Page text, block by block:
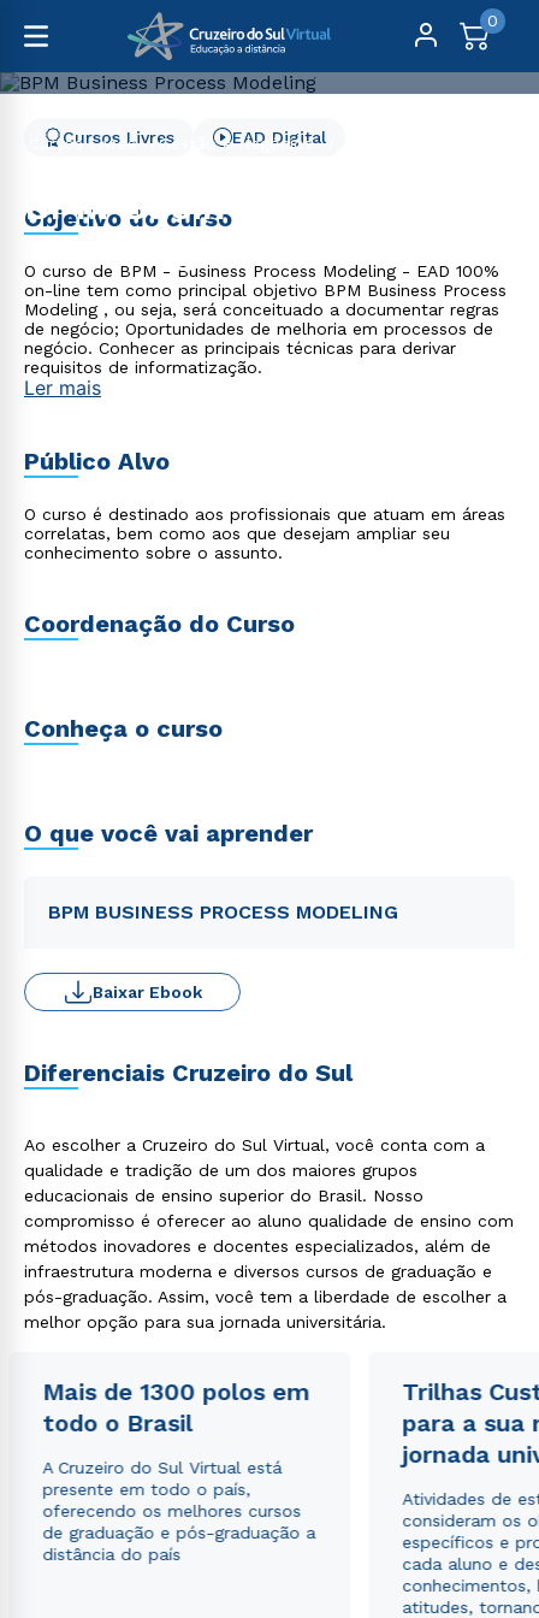
0
Cursos Livres
Gestão e Negócios
BPM Business Process
Modeling
Cursos Livres EAD Digital
Objetivo do curso
O curso de BPM - Business Process Modeling - EAD 100%
on-line tem como principal objetivo BPM Business Process
Modeling , ou seja, será conceituado a documentar regras
de negócio; Oportunidades de melhoria em processos de
negócio. Conhecer as principais técnicas para derivar
requisitos de informatização.
Ler mais
Público Alvo
O curso é destinado aos profissionais que atuam em áreas
correlatas, bem como aos que desejam ampliar seu
conhecimento sobre o assunto.
Coordenação do Curso
Conheça o curso
O que você vai aprender
BPM BUSINESS PROCESS MODELING
Baixar Ebook
Diferenciais Cruzeiro do Sul
Ao escolher a Cruzeiro do Sul Virtual, você conta com a
qualidade e tradição de um dos maiores grupos
educacionais de ensino superior do Brasil. Nosso
compromisso é oferecer ao aluno qualidade de ensino com
métodos inovadores e docentes especializados, além de
infraestrutura moderna e diversos cursos de graduação e
pós-graduação. Assim, você tem a liberdade de escolher a
melhor opção para sua jornada universitária.
Mais de 1300 polos em
todo o Brasil
A Cruzeiro do Sul Virtual está
presente em todo o país,
oferecendo os melhores cursos
de graduação e pós-graduação a
distância do país
Trilhas
para a sua
jornada
Atividades de
consideram os
específicos e
cada aluno e
conhecimentos,
atitudes,